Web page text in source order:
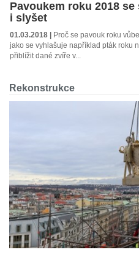
Pavoukem roku 2018
i slyšet
01.03.2018 | Proč se pavouk roku
jako se vyhlašuje například pták roku
přiblížit dané zvíře v...
Rekonstrukce